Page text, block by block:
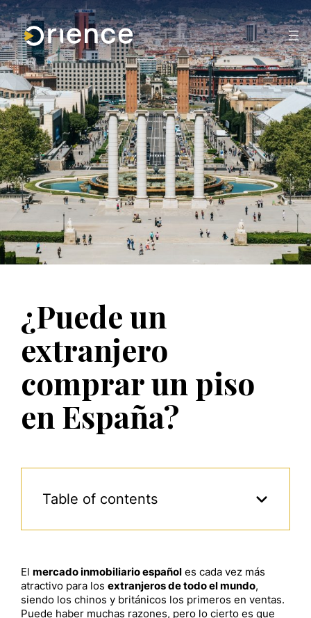
¿Puede un
extranjero
comprar un piso
en España?
Table of contents
El mercado inmobiliario español es cada vez más
atractivo para los extranjeros de todo el mundo,
siendo los chinos y británicos los primeros en ventas.
Puede haber muchas razones, pero lo cierto es que